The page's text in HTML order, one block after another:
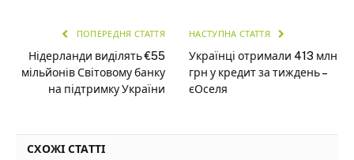
ПОПЕРЕДНЯ СТАТТЯ
Нідерланди виділять €55
мільйонів Світовому банку
на підтримку України
НАСТУПНА СТАТТЯ
Українці отримали 413 млн
грн у кредит за тиждень –
єОселя
СХОЖІ СТАТТІ